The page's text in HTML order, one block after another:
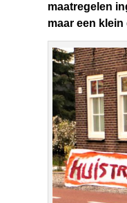
maatregelen
maar een